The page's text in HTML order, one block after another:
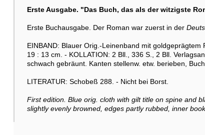
Erste Ausgabe. "Das Buch, das als der witzigste
Erste Buchausgabe. Der Roman war zuerst in der
EINBAND: Blauer Orig.-Leinenband mit
19 : 13 cm. - KOLLATION: 2 Bll., 336 S., 2 Bll.
schwach gebräunt. Kanten stellenw. etw. berieben,
LITERATUR: Schobeß 288. - Nicht bei Borst.
First edition. Blue orig. cloth with gilt title on spine and
slightly evenly browned, edges partly rubbed, inner